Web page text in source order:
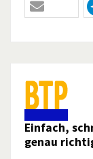
Einfach,
genau